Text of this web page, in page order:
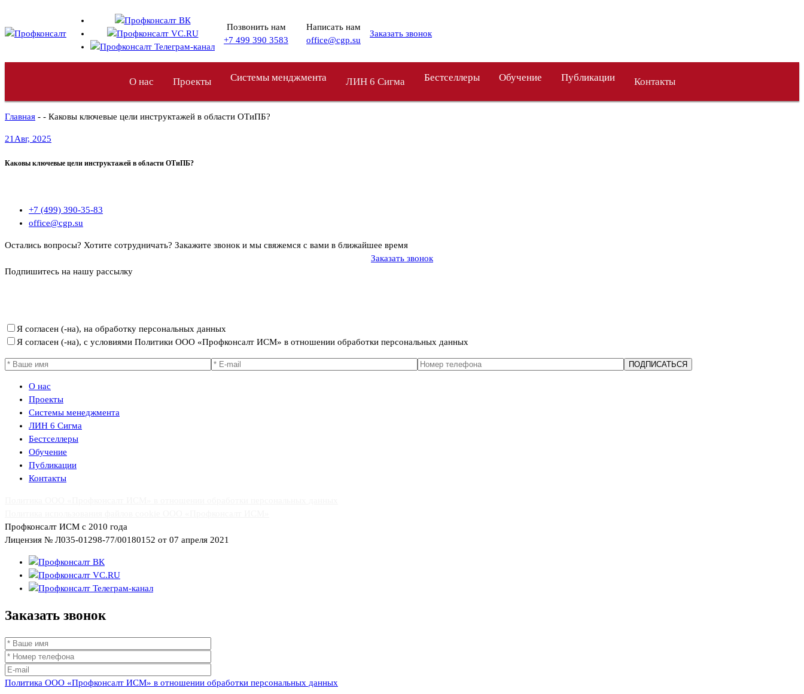
содержимому
Позвонить нам
+7 499 390 3583
Написать нам
office@cgp.su
Заказать звонок
О нас Проекты Системы менджмента ЛИН 6 Сигма Бестселлеры Обучение Публикации Контакты
Главная - - Каковы ключевые цели инструктажей в области ОТиПБ?
21 Авг, 2025
Каковы ключевые цели инструктажей в области ОТиПБ?
+7 (499) 390-35-83
office@cgp.su
Остались вопросы? Хотите сотрудничать? Закажите звонок и мы свяжемся с вами в ближайшее время
Заказать звонок
Подпишитесь на нашу рассылку
Я согласен (-на), на обработку персональных данных
Я согласен (-на), с условиями Политики ООО «Профконсалт ИСМ» в отношении обработки персональных данных
О нас
Проекты
Системы менеджмента
ЛИН 6 Сигма
Бестселлеры
Обучение
Публикации
Контакты
Профконсалт ИСМ с 2010 года
Лицензия № Л035-01298-77/00180152 от 07 апреля 2021
Заказать звонок
Политика ООО «Профконсалт ИСМ» в отношении обработки персональных данных